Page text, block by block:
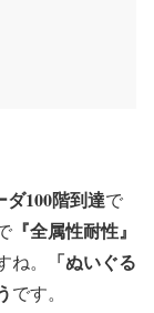
ダ100階到達で
『全属性耐性』
。
「ぬいぐる
です。